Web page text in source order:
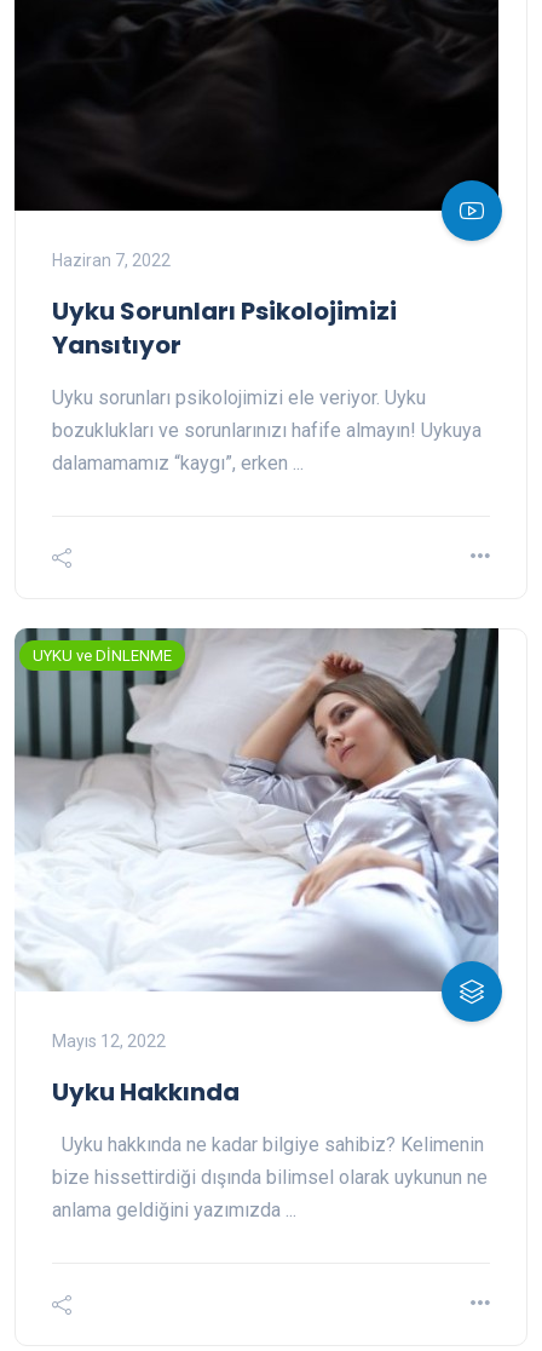
Haziran 7, 2022
Uyku Sorunları Psikolojimizi
Yansıtıyor
Uyku sorunları psikolojimizi ele veriyor. Uyku
bozuklukları ve sorunlarınızı hafife almayın! Uykuya
dalamamamız “kaygı”, erken ...
UYKU ve DİNLENME
Mayıs 12, 2022
Uyku Hakkında
Uyku hakkında ne kadar bilgiye sahibiz? Kelimenin
bize hissettirdiği dışında bilimsel olarak uykunun ne
anlama geldiğini yazımızda ...